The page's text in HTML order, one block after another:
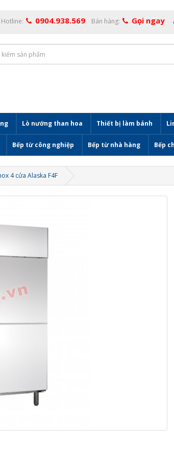
Hotline: 0904.938.569 Bán hàng: Gọi ngay
Lò nướng than hoa Thiết bị làm bánh
Bếp từ công nghiệp Bếp từ nhà hàng Bếp
4 cửa Alaska F4F